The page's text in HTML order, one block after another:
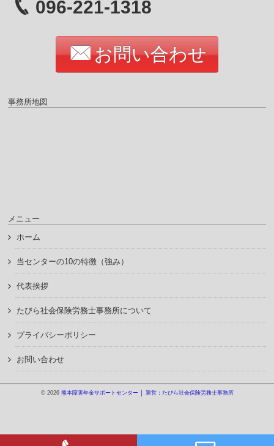
096-221-1318
お問い合わせ
事務所地図
メニュー
ホーム
当センターの10の特徴（強み）
代表挨拶
たびら社会保険労務士事務所について
プライバシーポリシー
お問い合わせ
© 2026 熊本障害年金サポートセンター │ 運営：たびら社会保険労務士事務所